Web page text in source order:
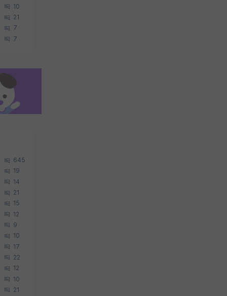
10
21
7
7
645
19
14
21
15
12
9
10
17
22
12
10
21